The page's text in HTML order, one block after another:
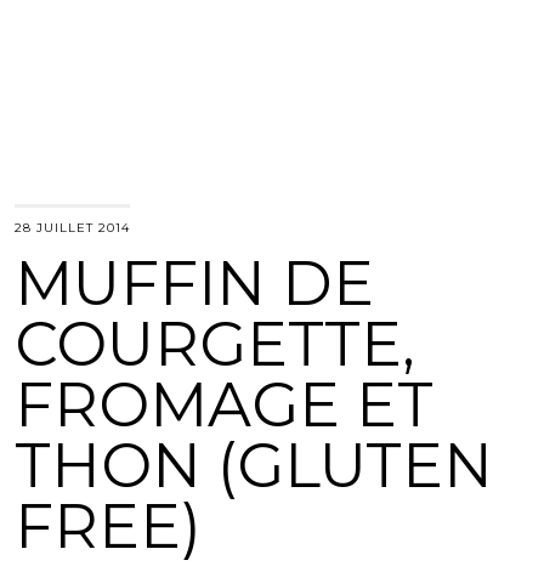
28 JUILLET 2014
MUFFIN DE
COURGETTE,
FROMAGE ET
THON (GLUTEN
FREE)